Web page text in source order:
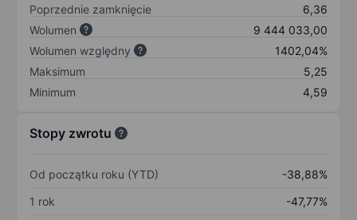
Poprzednie zamknięcie
6,36
Wolumen
9 444 033,00
Wolumen względny
1402,04%
Maksimum
5,25
Minimum
4,59
Stopy zwrotu
Od początku roku (YTD)
-38,88%
1 rok
-47,77%